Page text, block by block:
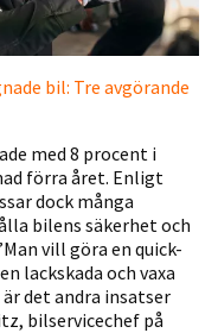
bil: Tre avgörande
med 8 procent i
förra året. Enligt
dock många
bilens säkerhet och
vill göra en quick-
lackskada och vaxa
det andra insatser
bilservicechef på